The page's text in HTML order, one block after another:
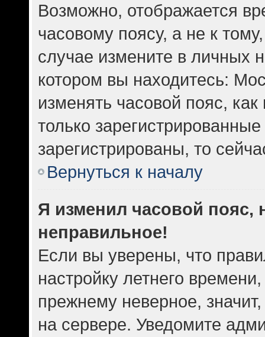
Возможно, отображается
часовому поясу, а не к
случае измените в личных
котором вы находитесь:
изменять часовой пояс,
только
зарегистрированы, то
Вернуться к началу
Я изменил часовой пояс,
неправильное!
Если вы уверены, что
настройку летнего
прежнему неверное,
на сервере. Уведомите